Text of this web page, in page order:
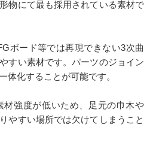
販売・施工代理店募集
物にて最も採用されている素材で
ボード等では再現できない3次曲
すい素材です。パーツのジョイン
体化することが可能です。
強度が低いため、足元の巾木や
やすい場所では欠けてしまうこと